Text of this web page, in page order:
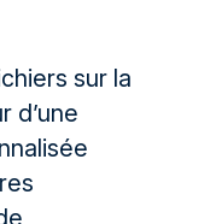
sur la
d’une